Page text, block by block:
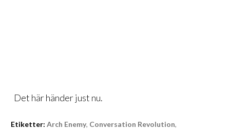
Det härhänder just nu.
Etiketter: Arch Enemy, Conversation Revolution,